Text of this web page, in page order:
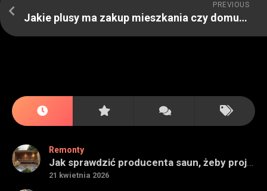
PREVIOUS
Jakie plusy ma zakup mieszkania czy domu używanego czy od dewelopera
Remonty
Jak sprawdzić producenta saun, żeby projekt miał sens na lata
21 kwietnia 2026